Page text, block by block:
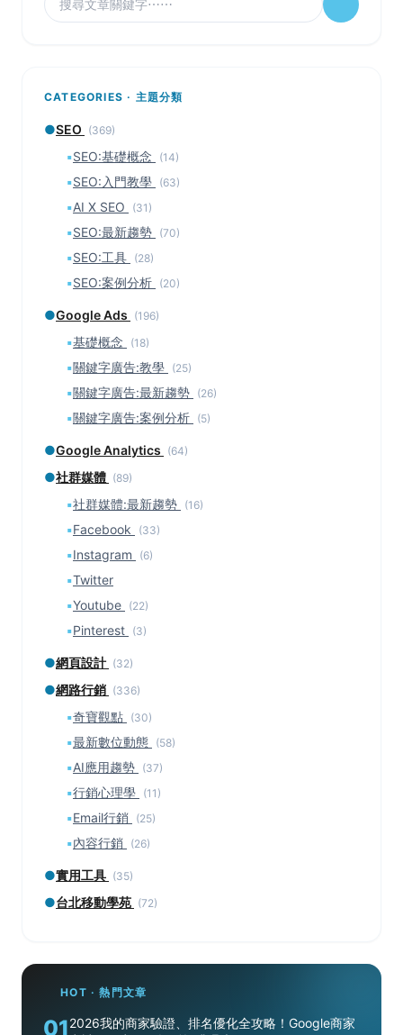
CATEGORIES · 主題分類
●SEO (369)
▪SEO:基礎概念 (14)
▪SEO:入門教學 (63)
▪AI X SEO (31)
▪SEO:最新趨勢 (70)
▪SEO:工具 (28)
▪SEO:案例分析 (20)
●Google Ads (196)
▪基礎概念 (18)
▪關鍵字廣告:教學 (25)
▪關鍵字廣告:最新趨勢 (26)
▪關鍵字廣告:案例分析 (5)
●Google Analytics (64)
●社群媒體 (89)
▪社群媒體:最新趨勢 (16)
▪Facebook (33)
▪Instagram (6)
▪Twitter
▪Youtube (22)
▪Pinterest (3)
●網頁設計 (32)
●網路行銷 (336)
▪奇寶觀點 (30)
▪最新數位動態 (58)
▪AI應用趨勢 (37)
▪行銷心理學 (11)
▪Email行銷 (25)
▪內容行銷 (26)
●實用工具 (35)
●台北移動學苑 (72)
HOT · 熱門文章
012026我的商家驗證、排名優化全攻略！Google商家